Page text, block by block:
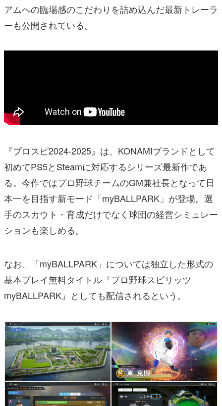
アムへの臨場感のこだわりを詰め込んだ最新トレーラ
ーも公開されている。
『プロスピ2024-2025』は、KONAMIブランドとして
初めてPS5とSteamに対応するシリーズ最新作であ
る。今作ではプロ野球チームのGM兼社長となって日
本一を目指す新モード「myBALLPARK」が登場。選
手のスカウト・育成だけでなく球団の経営シミュレー
ションも楽しめる。
なお、「myBALLPARK」については独立した形式の
基本プレイ無料タイトル『プロ野球スピリッツ
myBALLPARK』としても配信されるという。